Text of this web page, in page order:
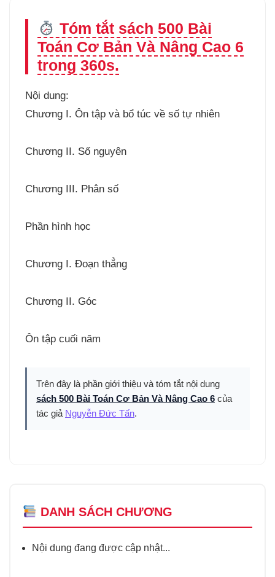
Tóm tắt sách 500 Bài
Toán Cơ Bản Và Nâng Cao 6
trong 360s.
Nội dung:
Chương I. Ôn tập và bổ túc về số tự nhiên
Chương II. Số nguyên
Chương III. Phân số
Phần hình học
Chương I. Đoạn thẳng
Chương II. Góc
Ôn tập cuối năm
Trên đây là phần giới thiệu và tóm tắt nội dung
sách 500 Bài Toán Cơ Bản Và Nâng Cao 6 của
tác giả Nguyễn Đức Tấn.
DANH SÁCH CHƯƠNG
Nội dung đang được cập nhật...